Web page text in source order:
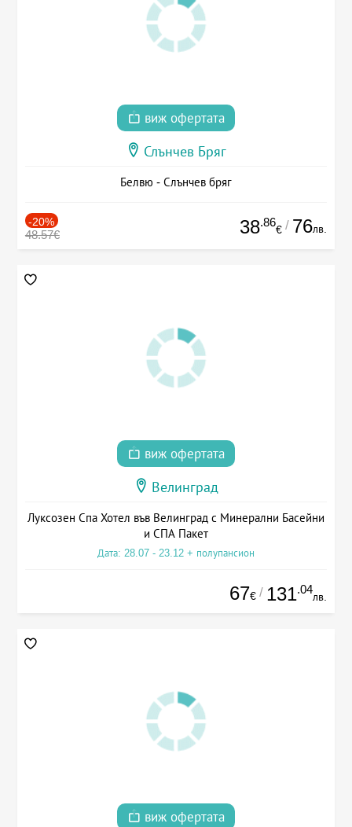
виж офертата
Слънчев Бряг
Белвю - Слънчев бряг
-20%
48.57€ 38.86
€ / 76лв.
виж офертата
Велинград
Луксозен Спа Хотел във Велинград с Минерални Басейни
и СПА Пакет
Дата: 28.07 - 23.12 + полупансион
67€ / 131.04
лв.
виж офертата